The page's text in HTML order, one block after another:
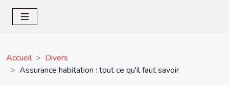
Accueil
Divers
Assurance habitation : tout ce qu'il faut savoir